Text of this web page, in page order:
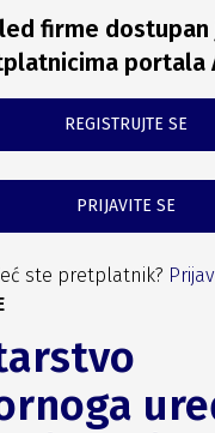
firme dostupan
portala
REGISTRUJTE SE
PRIJAVITE SE
ste pretplatnik?